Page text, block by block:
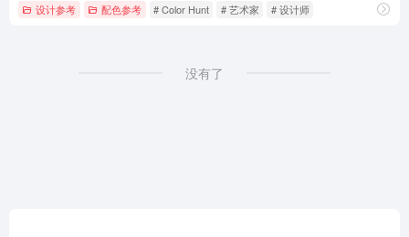
设计参考 配色参考 # Color Hunt # 艺术家 # 设计师
没有了